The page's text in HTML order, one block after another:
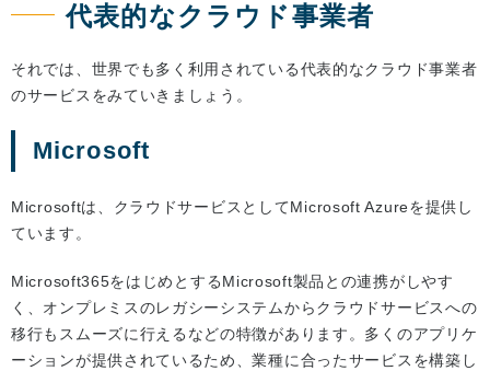
代表的なクラウド事業者
それでは、世界でも多く利用されている代表的なクラウド事業者
のサービスをみていきましょう。
Microsoft
Microsoftは、クラウドサービスとしてMicrosoft Azureを提供し
ています。
Microsoft365をはじめとするMicrosoft製品との連携がしやす
く、オンプレミスのレガシーシステムからクラウドサービスへの
移行もスムーズに行えるなどの特徴があります。多くのアプリケ
ーションが提供されているため、業種に合ったサービスを構築し